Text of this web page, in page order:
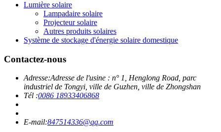
Lumière solaire
Lampadaire solaire
Projecteur solaire
Autres produits solaires
Système de stockage d'énergie solaire domestique
Contactez-nous
Adresse:Adresse de l'usine : n° 1, Henglong Road, parc
industriel de Tongyi, ville de Guzhen, ville de Zhongshan
Tél :0086 18933406868
E-mail:847514336@qq.com